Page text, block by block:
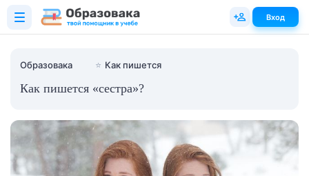
Образовака ⭐ Как пишется
Как пишется «сестра»?
Вход